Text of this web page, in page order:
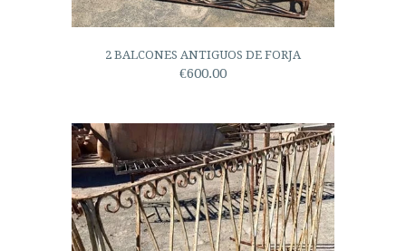
2 BALCONES ANTIGUOS DE FORJA
€600.00